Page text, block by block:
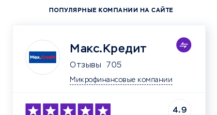
ПОПУЛЯРНЫЕ КОМПАНИИ НА САЙТЕ
Макс.Кредит
Отзывы 705
Микрофинансовые компании
4.9